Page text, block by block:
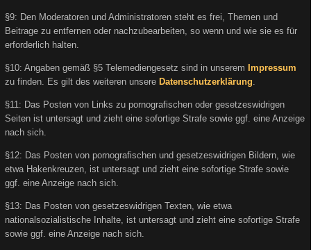
§9: Den Moderatoren und Administratoren steht es frei, Themen und
Beitrage zu entfernen oder nachzubearbeiten, so wenn und wie sie es für
erforderlich halten.
§10: Angaben gemäß §5 Telemediengesetz sind in unserem Impressum
zu finden. Es gilt des weiteren unsere Datenschutzerklärung
§11: Das Posten von Links zu pornografischen oder gesetzeswidrigen
Seiten ist untersagt und zieht eine sofortige Strafe sowie ggf. eine Anzeige
nach sich.
§12: Das Posten von pornografischen und gesetzeswidrigen Bildern, wie
etwa Hakenkreuzen, ist untersagt und zieht eine sofortige Strafe sowie
ggf. eine Anzeige nach sich.
§13: Das Posten von gesetzeswidrigen Texten, wie etwa
nationalsozialistische Inhalte, ist untersagt und zieht eine sofortige Strafe
sowie ggf. eine Anzeige nach sich.